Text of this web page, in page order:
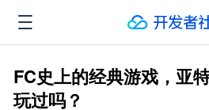
FC史上的经典游戏，亚
玩过吗？